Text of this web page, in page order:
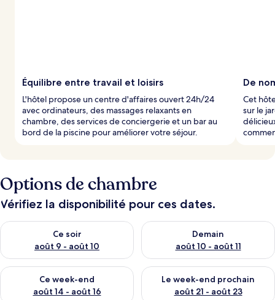
Équilibre entre travail et loisirs
L'hôtel propose un centre d'affaires ouvert 24h/24
avec ordinateurs, des massages relaxants en
chambre, des services de conciergerie et un bar au
bord de la piscine pour améliorer votre séjour.
De
Cet
sur le
Options de chambre
Vérifiez la disponibilité pour ces dates.
Ce soir
août 9 - août 10
Vérifier la disponibilité pour ce soir août 9 - août 10
Demain
août 10 - août 11
Vérifier la disponibilité pour
Ce week-end
août 14 - août 16
Vérifier la disponibilité pour ce week-end août 14 - août 16
Le week-end prochain
août 21 - août 23
Vérifier la disponibilité pour